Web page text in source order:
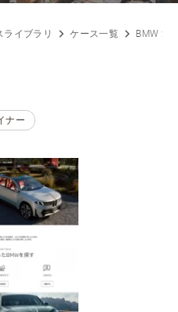
ライブラリ ケース一覧 BMW
ナー